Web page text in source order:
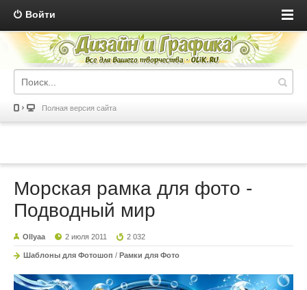
Войти
Полная версия сайта
Морская рамка для фото -
Подводный мир
Ollyaa 2 июля 2011 2 032
Шаблоны для Фотошоп / Рамки для Фото